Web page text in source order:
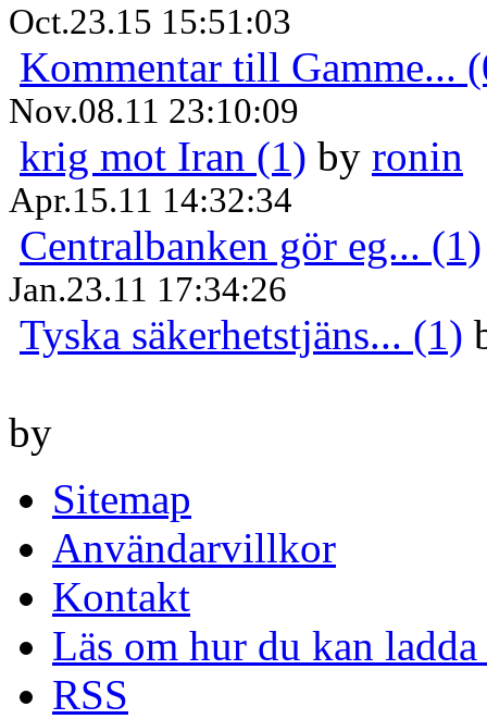
Oct.23.15 15:51:03
Kommentar till Gamme...
Nov.08.11 23:10:09
krig mot Iran (1) by ronin
Apr.15.11 14:32:34
Centralbanken gör eg... (1)
Jan.23.11 17:34:26
Tyska säkerhetstjäns... (1)
by
Sitemap
Användarvillkor
Kontakt
Läs om hur du kan
RSS